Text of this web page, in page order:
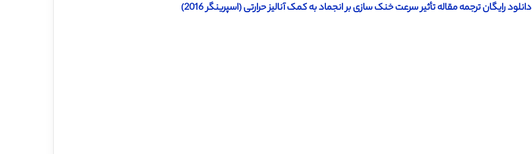
دانلود رایگان ترجمه مقاله تأثیر سرعت خنک‌ سازی بر انجماد به کمک آنالیز حرارتی (اسپرینگر 2016)